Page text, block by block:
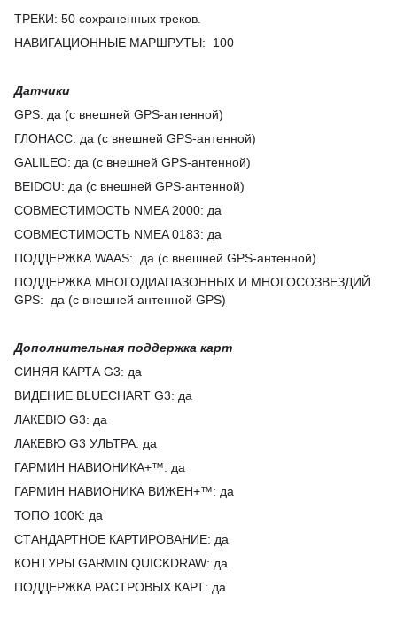
ТРЕКИ: 50 сохраненных треков.
НАВИГАЦИОННЫЕ МАРШРУТЫ: 100
Датчики
GPS: да (с внешней GPS-антенной)
ГЛОНАСС: да (с внешней GPS-антенной)
GALILEO: да (с внешней GPS-антенной)
BEIDOU: да (с внешней GPS-антенной)
СОВМЕСТИМОСТЬ NMEA 2000: да
СОВМЕСТИМОСТЬ NMEA 0183: да
ПОДДЕРЖКА WAAS:
да (с внешней GPS-антенной)
ПОДДЕРЖКА МНОГОДИАПАЗОННЫХ И МНОГОСОЗВЕЗДИЙ
GPS: да (с внешней антенной GPS)
Дополнительная поддержка карт
СИНЯЯ КАРТА G3: да
ВИДЕНИЕ BLUECHART G3: да
ЛАКЕВЮ G3: да
ЛАКЕВЮ G3 УЛЬТРА: да
ГАРМИН НАВИОНИКА+™: да
ГАРМИН НАВИОНИКА ВИЖЕН+™: да
ТОПО 100К: да
СТАНДАРТНОЕ КАРТИРОВАНИЕ: да
КОНТУРЫ GARMIN QUICKDRAW: да
ПОДДЕРЖКА РАСТРОВЫХ КАРТ: да